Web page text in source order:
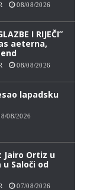
08/08/2026
I RIJEČI”
aeterna,
08/08/2026
lapadsku
08/2026
Jairo Ortiz u
Saloči od
07/08/2026